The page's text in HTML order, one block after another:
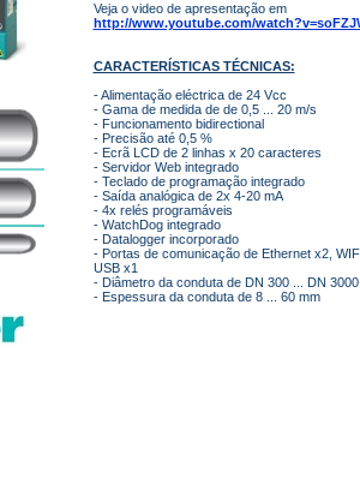
Veja o video de apresentação em
http://www.youtube.com/
CARACTERÍSTICAS TÉCNICAS:
- Alimentação eléctrica de 24 Vcc
- Gama de medida de de 0,5 ... 20 m/s
- Funcionamento bidirectional
- Precisão até 0,5 %
- Ecrã LCD de 2 linhas x 20 caracteres
- Servidor Web integrado
- Teclado de programação integrado
- Saída analógica de 2x 4-20 mA
- 4x relés programáveis
- WatchDog integrado
- Datalogger incorporado
- Portas de comunicação de Ethernet x2,
USB x1
- Diâmetro da conduta de DN 300 ... DN 3000
- Espessura da conduta de 8 ... 60 mm